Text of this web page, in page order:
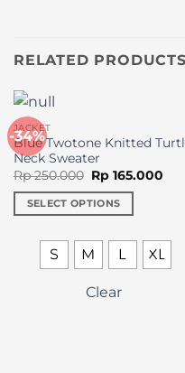
RELATED PRODUCTS
-34%
JACKET
Blue Twotone Knitted
Neck Sweater
Rp250.000 Original
price
was:
Rp 250.000.
Rp165.000
SELECT OPTIONS
product
S M L XL
Clear